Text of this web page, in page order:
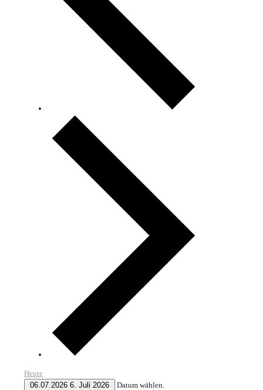
Heute
06.07.2026 6. Juli 2026 Datum wählen.